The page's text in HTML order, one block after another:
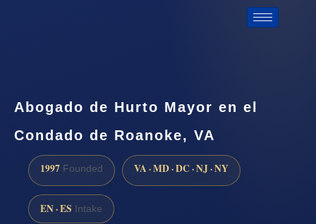
Abogado de Hurto Mayor en el
Condado de Roanoke, VA
1997 Founded VA · MD · DC · NJ · NY
EN · ES Intake